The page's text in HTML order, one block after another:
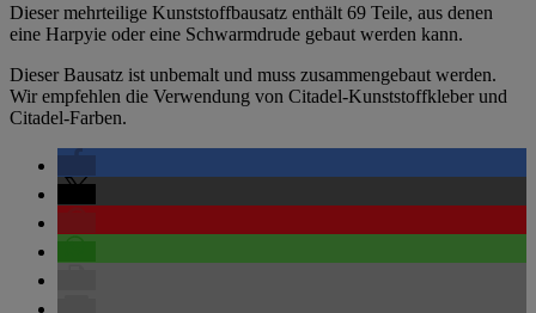
Dieser mehrteilige Kunststoffbausatz enthält 69 Teile, aus denen
eine Harpyie oder eine Schwarmdrude gebaut werden kann.
Dieser Bausatz ist unbemalt und muss zusammengebaut werden.
Wir empfehlen die Verwendung von Citadel-Kunststoffkleber und
Citadel-Farben.